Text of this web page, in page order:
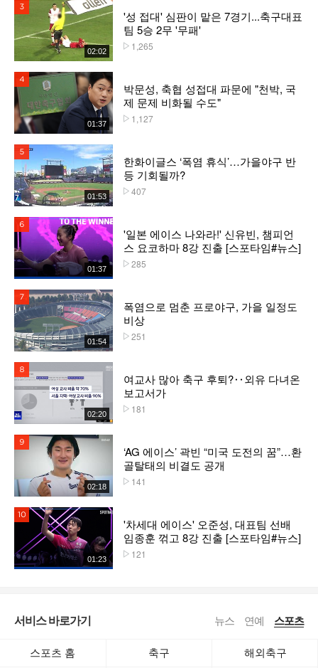
02:02
'성 접대' 심판이 맡은 7경기...축구대표
팀 5승 2무 '무패'
1,265
01:37
박문성, 축협 성접대 파문에 "천박, 국
제 문제 비화될 수도"
1,127
01:53
한화이글스 ‘폭염 휴식’…가을야구 반
등 기회될까?
407
01:37
'일본 에이스 나와라!' 신유빈, 챔피언
스 요코하마 8강 진출 [스포타임#뉴스]
285
01:54
폭염으로 멈춘 프로야구, 가을 일정도
비상
251
02:20
여교사 많아 축구 후퇴?‥외유 다녀온
보고서가
181
02:18
‘AG 에이스’ 곽빈 “미국 도전의 꿈”…환
골탈태의 비결도 공개
141
01:23
'차세대 에이스' 오준성, 대표팀 선배
임종훈 꺾고 8강 진출 [스포타임#뉴스]
121
서비스 바로가기 뉴스 연예 스포츠
스포츠 홈 축구 해외축구